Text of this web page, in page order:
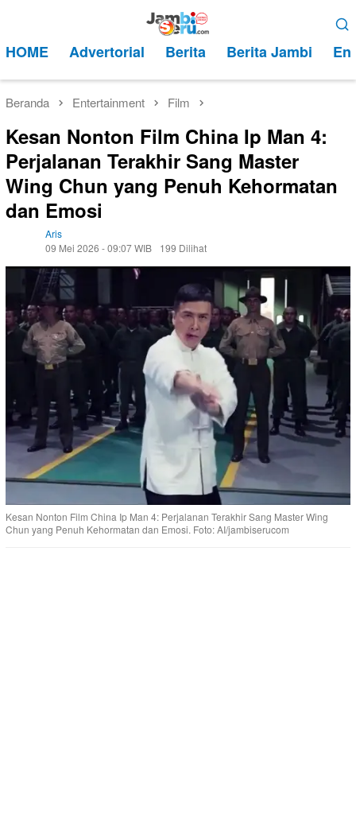
kontenMobile
HOME Advertorial Berita Berita Jambi
Beranda Entertainment Film
Kesan Nonton Film China Ip Man 4:
Perjalanan Terakhir Sang Master
Wing Chun yang Penuh Kehormatan
dan Emosi
Aris
09 Mei 2026 - 09:07 WIB
199 Dilihat
Kesan Nonton Film China Ip Man 4: Perjalanan Terakhir Sang Master Wing
Chun yang Penuh Kehormatan dan Emosi. Foto: AI/jambiserucom